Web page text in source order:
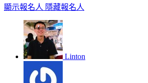
顯示報名人 隱藏報名人
Linton